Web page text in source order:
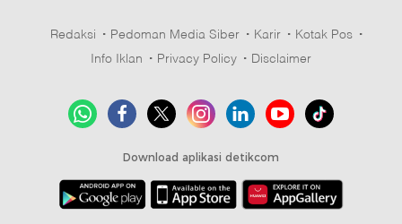
Redaksi Pedoman Media Siber Karir
Kotak Pos
Info Iklan
Privacy Policy Disclaimer
Download aplikasi detikcom